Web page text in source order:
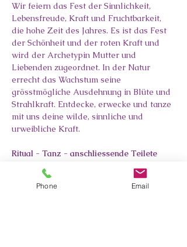
Wir feiern das Fest der Sinnlichkeit,
Lebensfreude, Kraft und Fruchtbarkeit,
die hohe Zeit des Jahres. Es ist das Fest
der Schönheit und der roten Kraft und
wird der Archetypin Mutter und
Liebenden zugeordnet. In der Natur
errecht das Wachstum seine
grösstmögliche Ausdehnung in Blüte und
Strahlkraft. Entdecke, erwecke und tanze
mit uns deine wilde, sinnliche und
urweibliche Kraft.
Ritual - Tanz - anschliessende Teilete
Ausgleich: Richtwert 50 Franken, nach
Selbstwertschätzung gerne mehr
Phone Email